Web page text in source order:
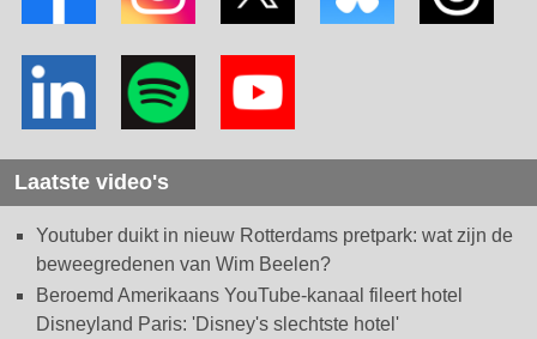
Laatste video's
Youtuber duikt in nieuw Rotterdams pretpark: wat zijn de
beweegredenen van Wim Beelen?
Beroemd Amerikaans YouTube-kanaal fileert hotel
Disneyland Paris: 'Disney's slechtste hotel'